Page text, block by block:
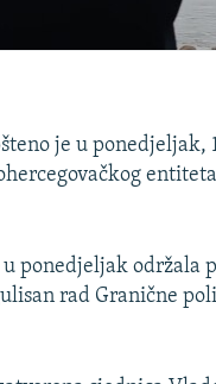
je u ponedjeljak,
ponedjeljak održala
rad Granične